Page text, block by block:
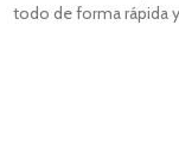
todo de forma rápida